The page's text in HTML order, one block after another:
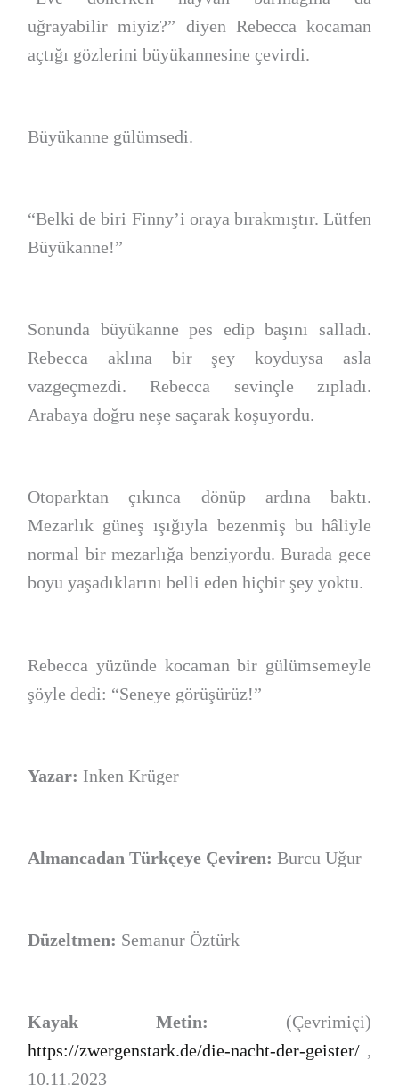
uğrayabilir miyiz?” diyen Rebecca kocaman
açtığı gözlerini büyükannesine çevirdi.
Büyükanne gülümsedi.
“Belki de biri Finny’i oraya bırakmıştır. Lütfen
Büyükanne!”
Sonunda büyükanne pes edip başını salladı.
Rebecca aklına bir şey koyduysa asla
vazgeçmezdi. Rebecca sevinçle zıpladı.
Arabaya doğru neşe saçarak koşuyordu.
Otoparktan çıkınca dönüp ardına baktı.
Mezarlık güneş ışığıyla bezenmiş bu hâliyle
normal bir mezarlığa benziyordu. Burada gece
boyu yaşadıklarını belli eden hiçbir şey yoktu.
Rebecca yüzünde kocaman bir gülümsemeyle
şöyle dedi: “Seneye görüşürüz!”
Yazar: Inken Krüger
Almancadan Türkçeye Çeviren: Burcu Uğur
Düzeltmen: Semanur Öztürk
Kayak Metin: (Çevrimiçi)
https://zwergenstark.de/die-nacht-der-geister/,
10.11.2023